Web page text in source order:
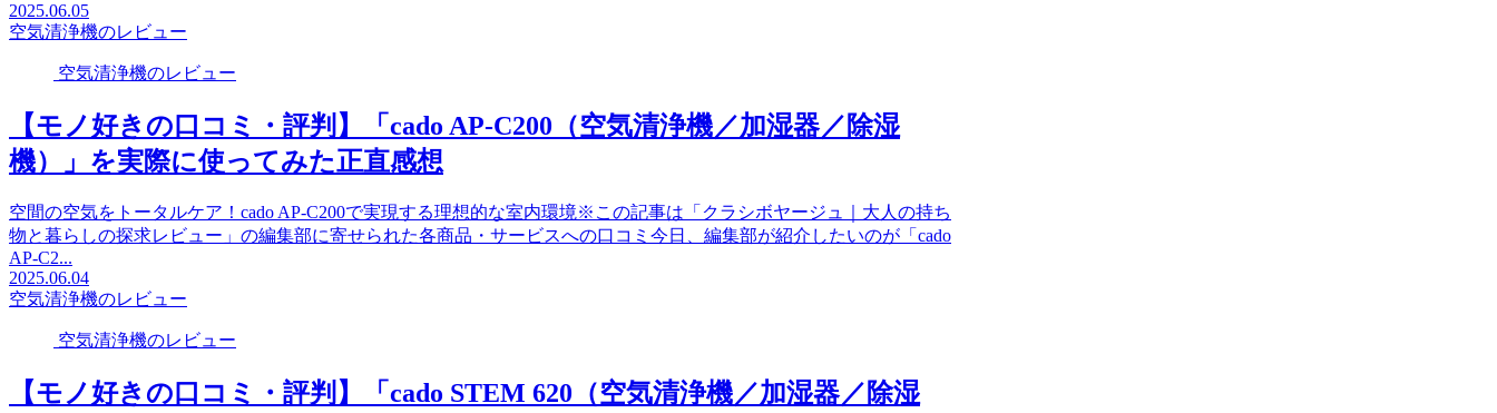
2025.06.05
空気清浄機のレビュー
空気清浄機のレビュー
【モノ好きの口コミ・評判】「cado AP-C200（空気清浄機／加湿器／除湿
機）」を実際に使ってみた正直感想
空間の空気をトータルケア！cado AP-C200で実現する理想的な室内環境※この記事は「クラシボヤージュ｜大人の持ち
物と暮らしの探求レビュー」の編集部に寄せられた各商品・サービスへの口コミ今日、編集部が紹介したいのが「cado
AP-C2...
2025.06.04
空気清浄機のレビュー
空気清浄機のレビュー
【モノ好きの口コミ・評判】「cado STEM 620（空気清浄機／加湿器／除湿